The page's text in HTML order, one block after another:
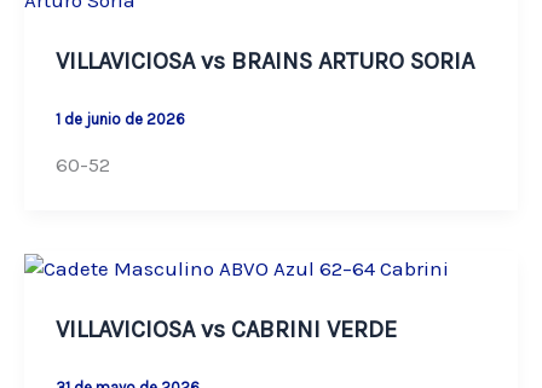
VILLAVICIOSA vs BRAINS ARTURO SORIA
1 de junio de 2026
60-52
VILLAVICIOSA vs CABRINI VERDE